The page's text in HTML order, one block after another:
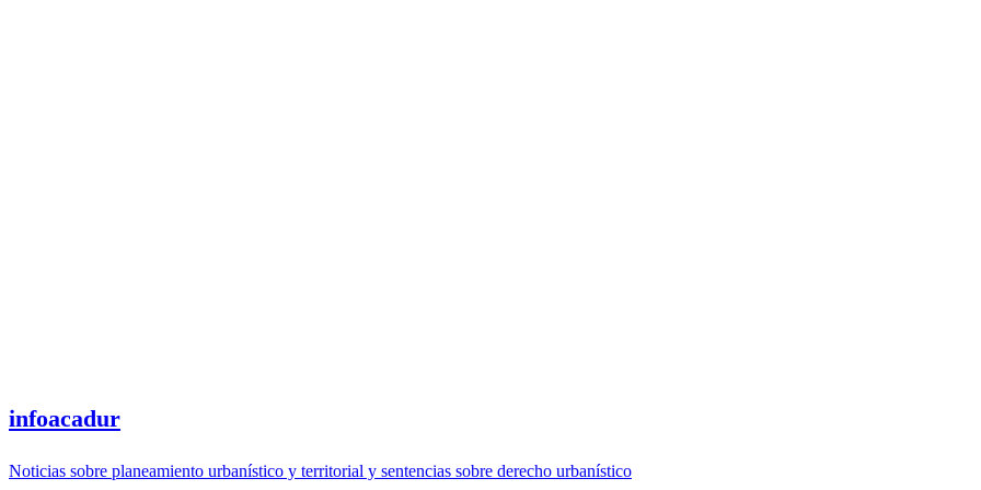
infoacadur
Noticias sobre planeamiento urbanístico y territorial y sentencias sobre derecho urbanístico